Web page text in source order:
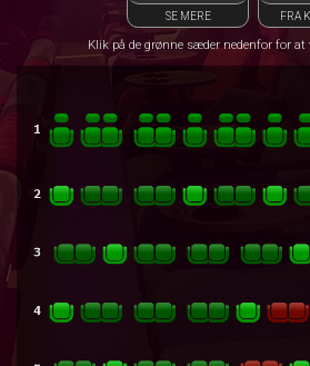
SE MERE FRA
Klik på de grønne sæder nedenfor for at